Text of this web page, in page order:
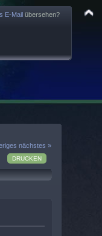
E-Mail übersehen?
nächstes »
DRUCKEN